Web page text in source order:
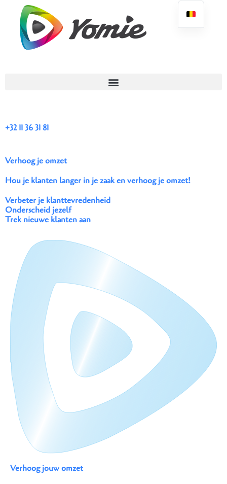
+32 11 36 31 81
Verhoog je omzet
Hou je klanten langer in je zaak en verhoog je omzet!
Verbeter je klanttevredenheid
Onderscheid jezelf
Trek nieuwe klanten aan
Verhoog jouw omzet